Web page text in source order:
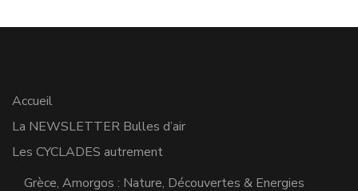
Accueil
La NEWSLETTER Bulles d’air
Les CYCLADES autrement
Grèce, Amorgos : Nature, Découvertes & Energies